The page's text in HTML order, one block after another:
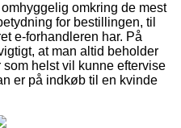
omkring de mest
for bestillingen, til
e-forhandleren har. På
at man altid beholder
helst vil kunne eftervise
er på indkøb til en kvinde